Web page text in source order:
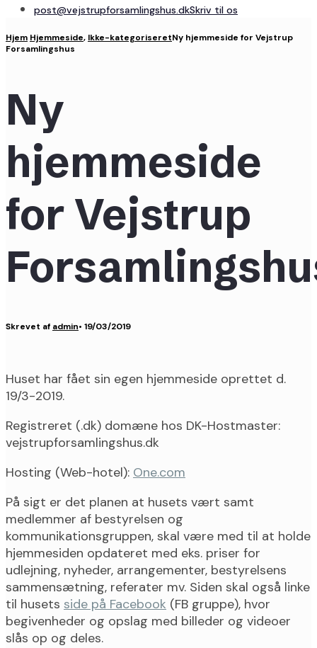
post@vejstrupforsamlingshus.dkSkriv til os
Hjem Hjemmeside, Ikke-kategoriseretNy hjemmeside for Vejstrup
Forsamlingshus
Ny
hjemmeside
for Vejstrup
Skrevet af admin• 19/03/2019
Huset har fået sin egen hjemmeside oprettet d.
19/3-2019.
Registreret (.dk) domæne hos DK-Hostmaster:
vejstrupforsamlingshus.dk
Hosting (Web-hotel): One.com
På sigt er det planen at husets vært samt
medlemmer af bestyrelsen og
kommunikationsgruppen, skal være med til at holde
hjemmesiden opdateret med eks. priser for
udlejning, nyheder, arrangementer, bestyrelsens
sammensætning, referater mv. Siden skal også linke
til husets side på Facebook (FB gruppe), hvor
begivenheder og opslag med billeder og videoer
slås op og deles.